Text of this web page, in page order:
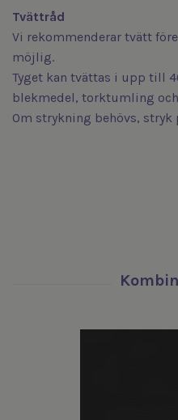
Tvättråd
Vi rekommenderar tvätt
möjlig.
Tyget kan tvättas i upp till
blekmedel, torktumling
Om strykning behövs,